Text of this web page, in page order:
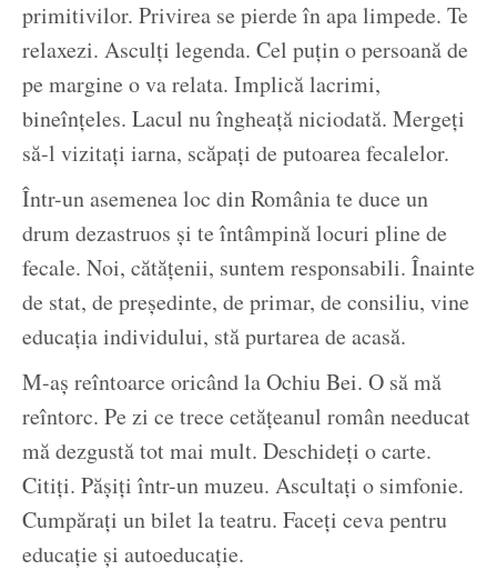
primitivilor. Privirea se pierde în apa limpede. Te
relaxezi. Asculți legenda. Cel puțin o persoană de
pe margine o va relata. Implică lacrimi,
bineînțeles. Lacul nu îngheață niciodată. Mergeți
să-l vizitați iarna, scăpați de putoarea fecalelor.
Într-un asemenea loc din România te duce un
drum dezastruos și te întâmpină locuri pline de
fecale. Noi, cătățenii, suntem responsabili. Înainte
de stat, de președinte, de primar, de consiliu, vine
educația individului, stă purtarea de acasă.
M-aș reîntoarce oricând la Ochiu Bei. O să mă
reîntorc. Pe zi ce trece cetățeanul român needucat
mă dezgustă tot mai mult. Deschideți o carte.
Citiți. Pășiți într-un muzeu. Ascultați o simfonie.
Cumpărați un bilet la teatru. Faceți ceva pentru
educație și autoeducație.